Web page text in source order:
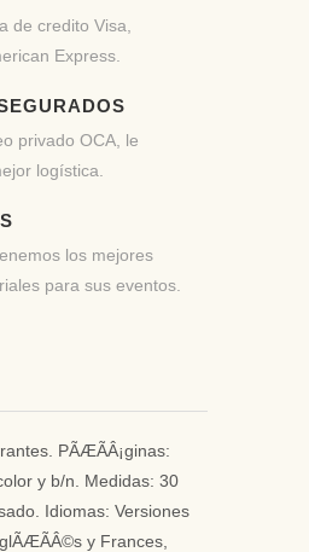
de credito Visa,
Express.
privado OCA, le
logística.
los mejores
para sus eventos.
PÃÆÃÂ¡ginas:
y b/n. Medidas: 30
Idiomas: Versiones
y Frances,